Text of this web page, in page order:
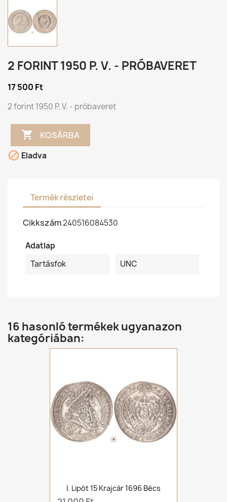
2 FORINT 1950 P. V. - PRÓBAVERET
17 500 Ft
2 forint 1950 P. V. - próbaveret
 KOSÁRBA
 Eladva
Termék részletei
Cikkszám240516084530
Adatlap
Tartásfok
UNC
16 hasonló termékek ugyanazon
kategóriában:
I. Lipót 15 Krajcár 1696 Bécs